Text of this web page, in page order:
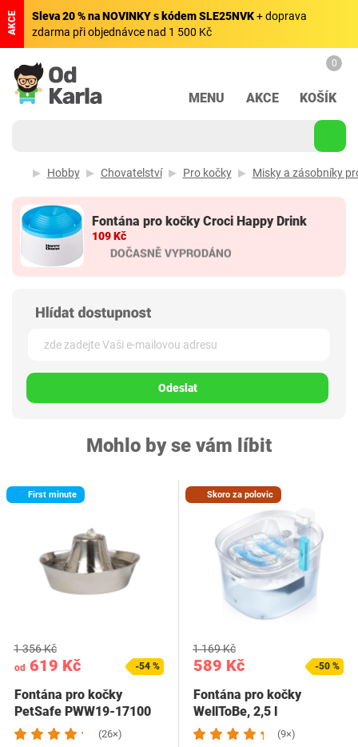
AKCE Sleva 20 % na NOVINKY s kódem SLE25NVK+ doprava
zdarma při objednávce nad 1 500 Kč
MENU AKCE
0
KOŠÍK
Hobby Chovatelství Pro kočky Misky a zásobníky
Fontána pro kočky Croci Happy Drink
109 Kč
Odeslat
Mohlo by se vám líbit
First minute
od 619 Kč
1 356 Kč
-54 %
Fontána pro kočky
PetSafe PWW19-17100
(26×)
Skoro za polovic
589 Kč
1 169 Kč
-50 %
Fontána pro kočky
WellToBe, 2,5 l
(9×)